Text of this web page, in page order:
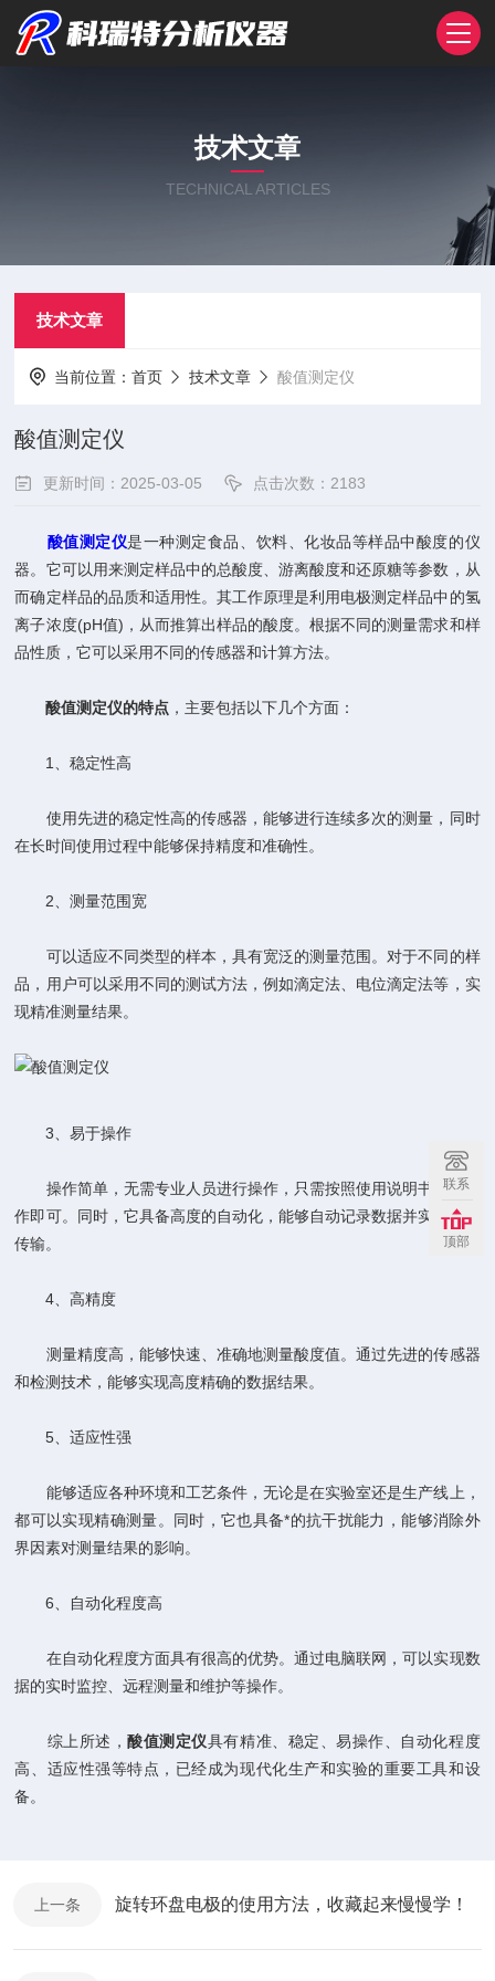
技术文章
TECHNICAL ARTICLES
技术文章
当前位置：首页 技术文章 酸值测定仪
酸值测定仪
更新时间：2025-03-05 点击次数：2183
酸值测定仪是一种测定食品、饮料、化妆品等样品中酸度的仪
器。它可以用来测定样品中的总酸度、游离酸度和还原糖等参数，从
而确定样品的品质和适用性。其工作原理是利用电极测定样品中的氢
离子浓度(pH值)，从而推算出样品的酸度。根据不同的测量需求和样
品性质，它可以采用不同的传感器和计算方法。
酸值测定仪的特点 ，主要包括以下几个方面：
1、稳定性高
使用先进的稳定性高的传感器，能够进行连续多次的测量，同时
在长时间使用过程中能够保持精度和准确性。
2、测量范围宽
可以适应不同类型的样本，具有宽泛的测量范围。对于不同的样
品，用户可以采用不同的测试方法，例如滴定法、电位滴定法等，实
现精准测量结果。
3、易于操作
操作简单，无需专业人员进行操作，只需按照使用说明书进行操
作即可。同时，它具备高度的自动化，能够自动记录数据并实现数据
传输。
4、高精度
测量精度高，能够快速、准确地测量酸度值。通过先进的传感器
和检测技术，能够实现高度精确的数据结果。
5、适应性强
能够适应各种环境和工艺条件，无论是在实验室还是生产线上，
都可以实现精确测量。同时，它也具备*的抗干扰能力，能够消除外
界因素对测量结果的影响。
6、自动化程度高
在自动化程度方面具有很高的优势。通过电脑联网，可以实现数
据的实时监控、远程测量和维护等操作。
综上所述，酸值测定仪具有精准、稳定、易操作、自动化程度
高、适应性强等特点，已经成为现代化生产和实验的重要工具和设
备。
上一条 旋转环盘电极的使用方法，收藏起来慢慢学！
联系
顶部